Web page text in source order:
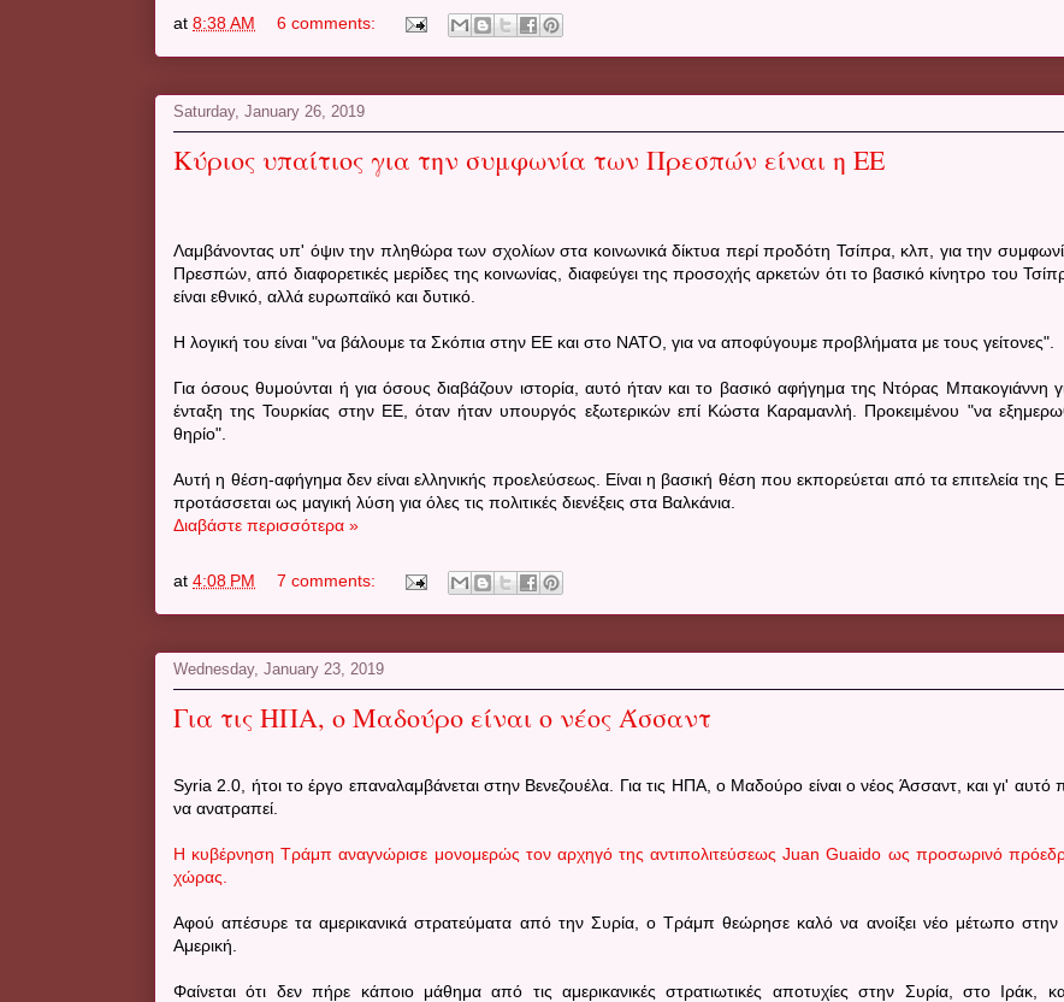
at 8:38 AM 6 comments:
Saturday, January 26, 2019
Κύριος υπαίτιος για την συμφωνία των Πρεσπών είναι η ΕΕ
Λαμβάνοντας υπ' όψιν την πληθώρα των σχολίων στα κοινωνικά δίκτυα περί προδότη Τσίπρα, κλπ, για την
Πρεσπών, από διαφορετικές μερίδες της κοινωνίας, διαφεύγει της προσοχής αρκετών ότι το βασικό κίνητρο του
είναι εθνικό, αλλά ευρωπαϊκό και δυτικό.
Η λογική του είναι "να βάλουμε τα Σκόπια στην ΕΕ και στο ΝΑΤΟ, για να αποφύγουμε προβλήματα με τους γείτονες".
Για όσους θυμούνται ή για όσους διαβάζουν ιστορία, αυτό ήταν και το βασικό αφήγημα της Ντόρας Μπακογιάννη
ένταξη της Τουρκίας στην ΕΕ, όταν ήταν υπουργός εξωτερικών επί Κώστα Καραμανλή. Προκειμένου "να
θηρίο".
Αυτή η θέση-αφήγημα δεν είναι ελληνικής προελεύσεως. Είναι η βασική θέση που εκπορεύεται από τα επιτελεία της
προτάσσεται ως μαγική λύση για όλες τις πολιτικές διενέξεις στα Βαλκάνια.
Διαβάστε περισσότερα »
at 4:08 PM 7 comments:
Wednesday, January 23, 2019
Για τις ΗΠΑ, ο Μαδούρο είναι ο νέος Άσσαντ
Syria 2.0, ήτοι το έργο επαναλαμβάνεται στην Βενεζουέλα. Για τις ΗΠΑ, ο Μαδούρο είναι ο νέος Άσσαντ, και γι' αυτό
να ανατραπεί.
Η κυβέρνηση Τράμπ αναγνώρισε μονομερώς τον αρχηγό της αντιπολιτεύσεως Juan Guaido ως προσωρινό
χώρας.
Αφού απέσυρε τα αμερικανικά στρατεύματα από την Συρία, ο Τράμπ θεώρησε καλό να ανοίξει νέο μέτωπο στην
Αμερική.
Φαίνεται ότι δεν πήρε κάποιο μάθημα από τις αμερικανικές στρατιωτικές αποτυχίες στην Συρία, στο Ιράκ,